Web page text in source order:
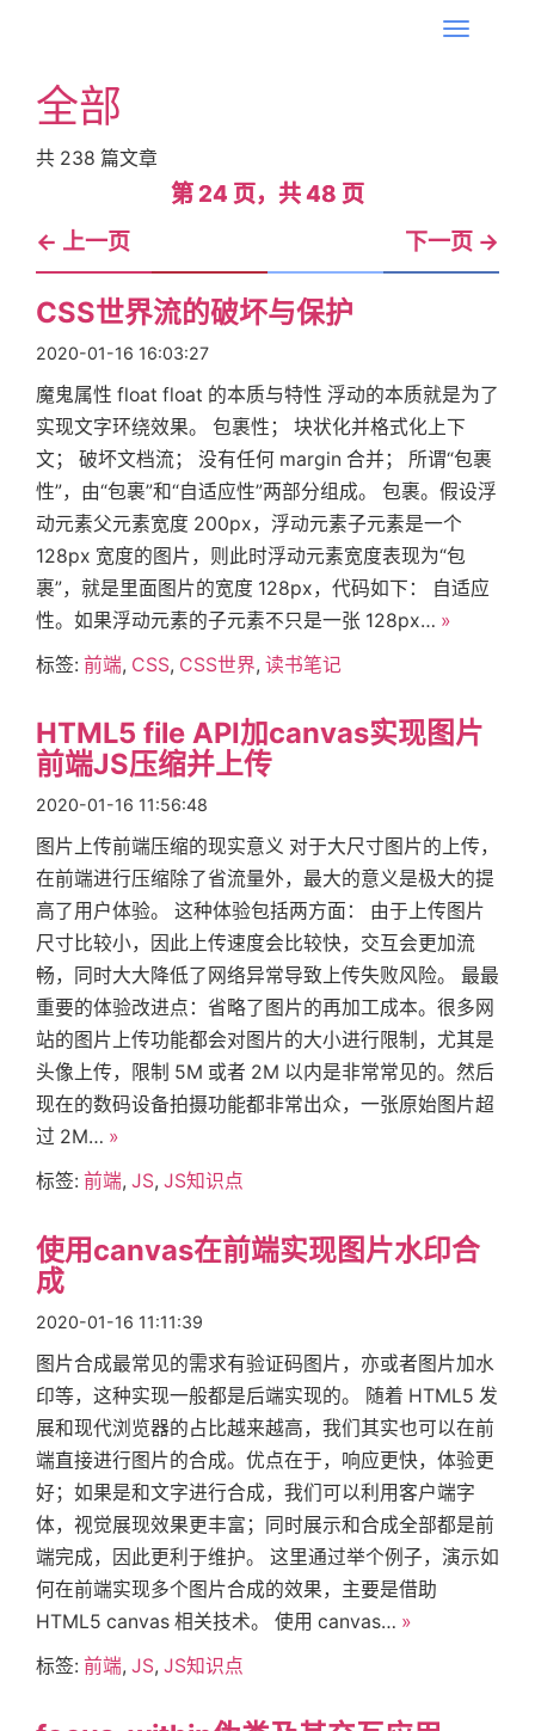
T
n
a
t
i
o
n
页
签
关
于
搜
全部
共 238 篇文章
← 上一页
第 24 页，共 48 页
下一页 →
CSS世界流的破坏与保护
2020-01-16 16:03:27
魔鬼属性 float float 的本质与特性 浮动的本质就是为了
实现文字环绕效果。 包裹性； 块状化并格式化上下
文； 破坏文档流； 没有任何 margin 合并； 所谓“包裹
性”，由“包裹”和“自适应性”两部分组成。 包裹。假设浮
动元素父元素宽度 200px，浮动元素子元素是一个
128px 宽度的图片，则此时浮动元素宽度表现为“包
裹”，就是里面图片的宽度 128px，代码如下： 自适应
性。如果浮动元素的子元素不只是一张 128px… »
标签: 前端, CSS, CSS世界, 读书笔记
HTML5 file API加canvas实现图片
前端JS压缩并上传
2020-01-16 11:56:48
图片上传前端压缩的现实意义 对于大尺寸图片的上传，
在前端进行压缩除了省流量外，最大的意义是极大的提
高了用户体验。 这种体验包括两方面： 由于上传图片
尺寸比较小，因此上传速度会比较快，交互会更加流
畅，同时大大降低了网络异常导致上传失败风险。 最最
重要的体验改进点：省略了图片的再加工成本。很多网
站的图片上传功能都会对图片的大小进行限制，尤其是
头像上传，限制 5M 或者 2M 以内是非常常见的。然后
现在的数码设备拍摄功能都非常出众，一张原始图片超
过 2M… »
标签: 前端, JS, JS知识点
使用canvas在前端实现图片水印合
成
2020-01-16 11:11:39
图片合成最常见的需求有验证码图片，亦或者图片加水
印等，这种实现一般都是后端实现的。 随着 HTML5 发
展和现代浏览器的占比越来越高，我们其实也可以在前
端直接进行图片的合成。优点在于，响应更快，体验更
好；如果是和文字进行合成，我们可以利用客户端字
体，视觉展现效果更丰富；同时展示和合成全部都是前
端完成，因此更利于维护。 这里通过举个例子，演示如
何在前端实现多个图片合成的效果，主要是借助
HTML5 canvas 相关技术。 使用 canvas… »
标签: 前端, JS, JS知识点
第 24 页，共 48 页